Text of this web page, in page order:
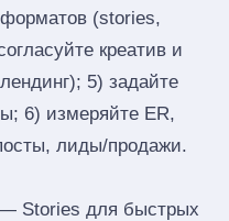
(stories,
креатив и
5) задайте
6) измеряйте ER,
лиды/продажи.
Stories для быстрых